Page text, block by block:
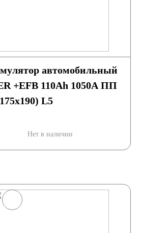
автомобильный
+EFB 110Ah 1050A ПП
L5
Нет в наличии